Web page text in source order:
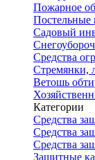
Пожарное
Постельные
Садовый
Средства
Стремянки,
Ветошь
Категории
Средства
Средства
Средства
Защитные